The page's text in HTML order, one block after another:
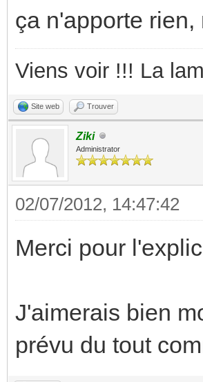
ça n'apporte
Viens voir !!! La
Site web Trouver
Ziki
Administrator
02/07/2012, 14:47:42
Merci pour
J'aimerais bien
prévu du tout